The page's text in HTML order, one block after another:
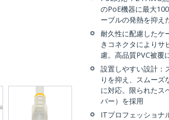
のPoE機器に最大
ーブルの発熱を抑え
耐久性に配慮したケ
きコネクタによりサ
慮。高品質PVC被覆
設置しやすい設計：
りを抑え、スムー
に対応。限られたス
バー）を採用
ITプロフェッショナ